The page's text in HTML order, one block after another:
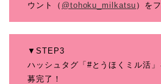
ウント（ @tohoku_milkatsu ）を
▼STEP3
ハッシュタグ「#とうほくミル活
募完了！